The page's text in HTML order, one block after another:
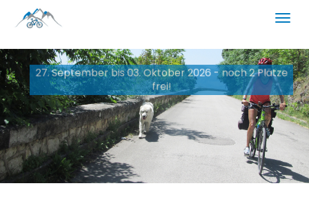
27. September bis 03. Oktober 2026 - noch 2 Plätze
frei!